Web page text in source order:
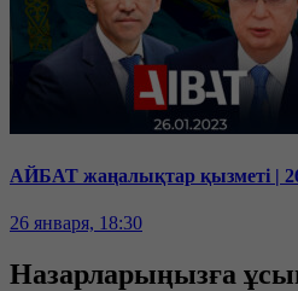
АЙБАТ жаңалықтар қызметі |
26 января, 18:30
Назарларыңызға